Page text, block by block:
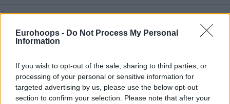
Eurohoops - Do Not Process My Personal
Information
If you wish to opt-out of the sale, sharing to third parties, or
processing of your personal or sensitive information for
targeted advertising by us, please use the below opt-out
section to confirm your selection. Please note that after your
Γιούχα στον Καρμέλο Άντονι!
Νέα Υόρκη είναι αβέβαιο αφού τα
σενάρια ανταλλαγής είναι αρκετά
και η συμπεριφορά...